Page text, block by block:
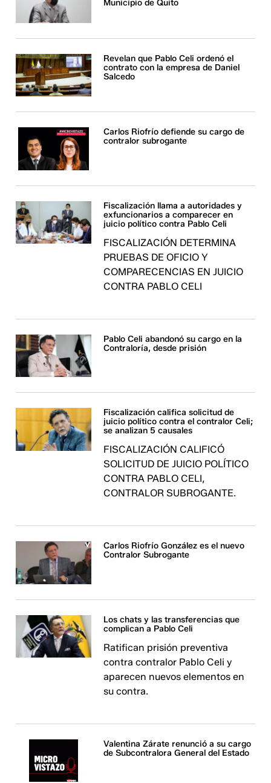
Municipio de Quito
Revelan que Pablo Celi ordenó el
contrato con la empresa de Daniel
Salcedo
Carlos Riofrío defiende su cargo de
contralor subrogante
Fiscalización llama a autoridades y
exfuncionarios a comparecer en
juicio político contra Pablo Celi
FISCALIZACIÓN DETERMINA
PRUEBAS DE OFICIO Y
COMPARECENCIAS EN JUICIO
CONTRA PABLO CELI
Pablo Celi abandonó su cargo en la
Contraloría, desde prisión
Fiscalización califica solicitud de
juicio político contra el contralor Celi;
se analizan 5 causales
FISCALIZACIÓN CALIFICÓ
SOLICITUD DE JUICIO POLÍTICO
CONTRA PABLO CELI,
CONTRALOR SUBROGANTE.
Carlos Riofrío González es el nuevo
Contralor Subrogante
Los chats y las transferencias que
complican a Pablo Celi
Ratifican prisión preventiva
contra contralor Pablo Celi y
aparecen nuevos elementos en
su contra.
Valentina Zárate renunció a su cargo
de Subcontralora General del Estado